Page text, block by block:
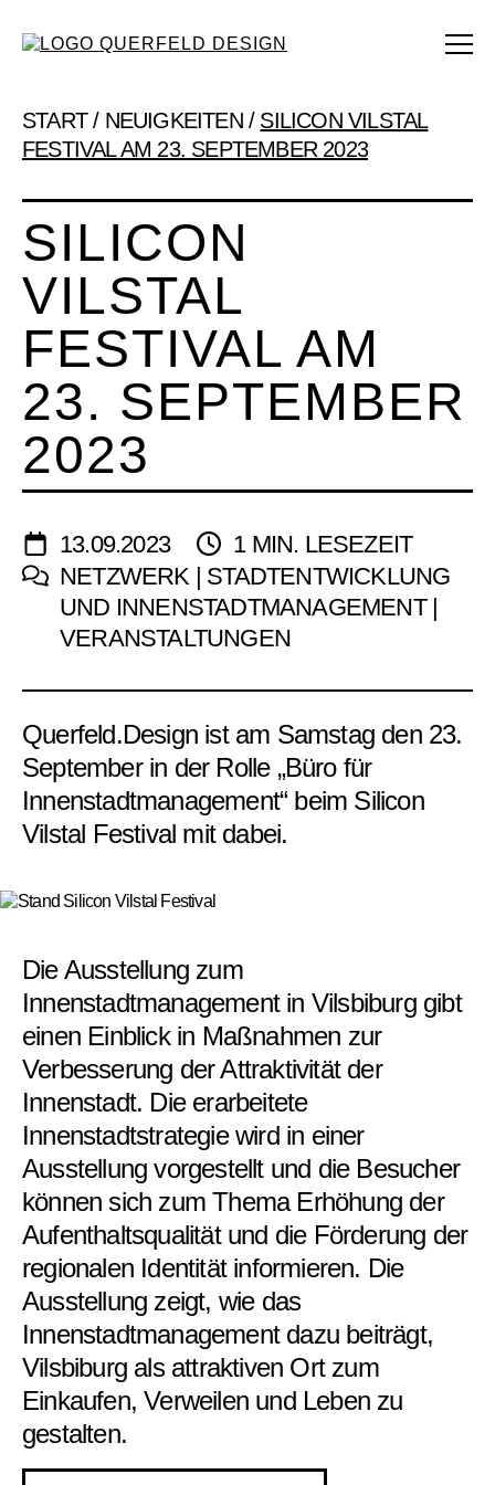
START/ NEUIGKEITEN/ SILICON VILSTAL
FESTIVAL AM 23. SEPTEMBER 2023
SILICON
VILSTAL
FESTIVAL AM
23. SEPTEMBER
2023
13.09.2023
1 MIN. LESEZEIT
NETZWERK | STADTENTWICKLUNG
UND INNENSTADTMANAGEMENT |
VERANSTALTUNGEN
Querfeld.Design ist am Samstag den 23.
September in der Rolle „Büro für
Innenstadtmanagement“ beim Silicon
Vilstal Festival mit dabei.
Die Ausstellung zum
Innenstadtmanagement in Vilsbiburg gibt
einen Einblick in Maßnahmen zur
Verbesserung der Attraktivität der
Innenstadt. Die erarbeitete
Innenstadtstrategie wird in einer
Ausstellung vorgestellt und die Besucher
können sich zum Thema Erhöhung der
Aufenthaltsqualität und die Förderung der
regionalen Identität informieren. Die
Ausstellung zeigt, wie das
Innenstadtmanagement dazu beiträgt,
Vilsbiburg als attraktiven Ort zum
Einkaufen, Verweilen und Leben zu
gestalten.